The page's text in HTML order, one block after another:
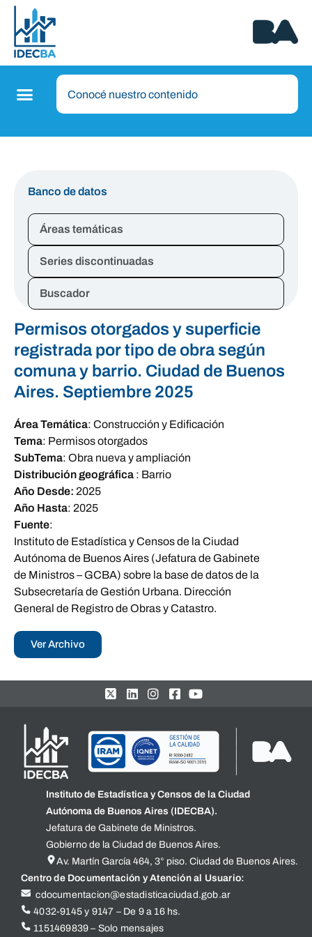
Banco de datos
Áreas temáticas
Series discontinuadas
Buscador
Permisos otorgados y superficie
registrada por tipo de obra según
comuna y barrio. Ciudad de Buenos
Aires. Septiembre 2025
Área Temática: Construcción y Edificación
Tema: Permisos otorgados
SubTema: Obra nueva y ampliación
Distribución geográfica : Barrio
Año Desde: 2025
Año Hasta: 2025
Fuente:
Instituto de Estadística y Censos de la Ciudad
Autónoma de Buenos Aires (Jefatura de Gabinete
de Ministros – GCBA) sobre la base de datos de la
Subsecretaría de Gestión Urbana. Dirección
General de Registro de Obras y Catastro.
Ver Archivo
Instituto de Estadística y Censos de la Ciudad
Autónoma de Buenos Aires (IDECBA).
Jefatura de Gabinete de Ministros.
Gobierno de la Ciudad de Buenos Aires.
Av. Martín García 464, 3° piso. Ciudad de Buenos Aires.
Centro de Documentación y Atención al Usuario:
cdocumentacion@estadisticaciudad.gob.ar
4032-9145 y 9147 – De 9 a 16 hs.
1151469839 – Solo mensajes